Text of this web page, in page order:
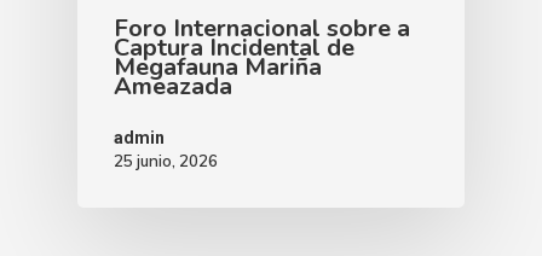
Foro Internacional sobre a
Captura Incidental de
Megafauna Mariña
Ameazada
admin
25 junio, 2026